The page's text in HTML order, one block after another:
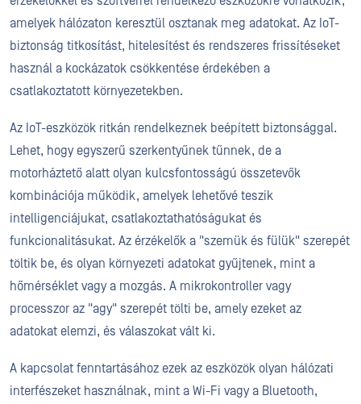
amelyek hálózaton keresztül osztanak meg adatokat. Az IoT-
biztonság titkosítást, hitelesítést és rendszeres frissítéseket
használ a kockázatok csökkentése érdekében a
csatlakoztatott környezetekben.
Az IoT-eszközök ritkán rendelkeznek beépített biztonsággal.
Lehet, hogy egyszerű szerkentyűnek tűnnek, de a
motorháztető alatt olyan kulcsfontosságú összetevők
kombinációja működik, amelyek lehetővé teszik
intelligenciájukat, csatlakoztathatóságukat és
funkcionalitásukat. Az érzékelők a "szemük és fülük" szerepét
töltik be, és olyan környezeti adatokat gyűjtenek, mint a
hőmérséklet vagy a mozgás. A mikrokontroller vagy
processzor az "agy" szerepét tölti be, amely ezeket az
adatokat elemzi, és válaszokat vált ki.
A kapcsolat fenntartásához ezek az eszközök olyan hálózati
interfészeket használnak, mint a Wi-Fi vagy a Bluetooth,